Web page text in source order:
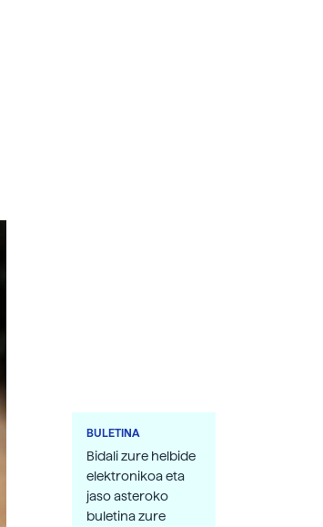
BULETINA
Bidali zure helbide
elektronikoa eta
jaso asteroko
buletina zure